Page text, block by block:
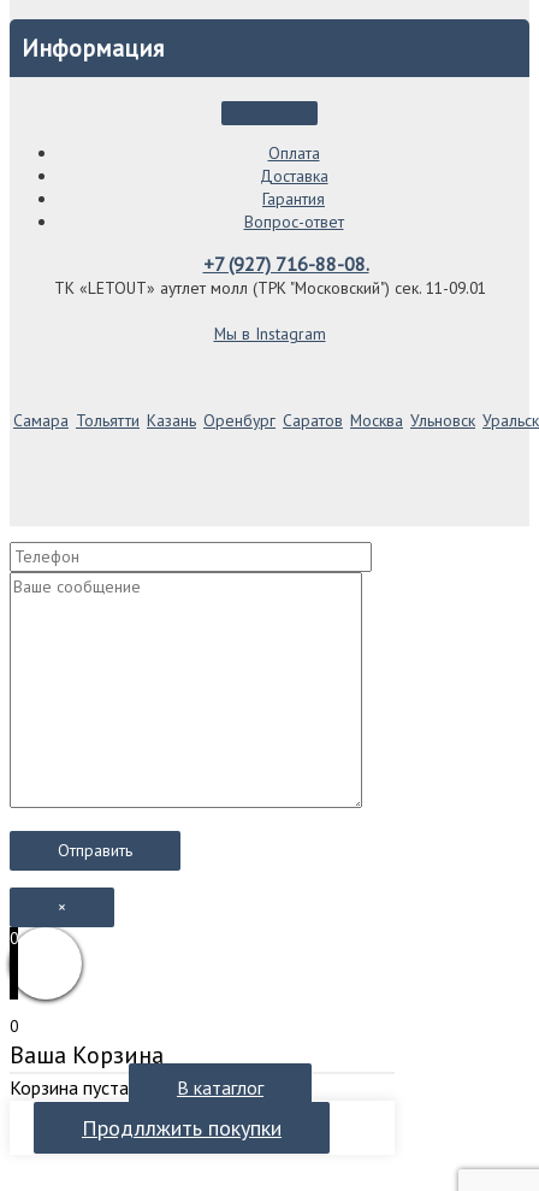
Информация
Оплата
Доставка
Гарантия
Вопрос-ответ
+7 (927) 716-88-08.
ТК «LETOUT» аутлет молл (ТРК "Московский") сек. 11-09.01
Мы в Instagram
Самара Тольятти Казань Оренбург Саратов Москва Ульновск Уральск
×
0
0
Ваша Корзина
Корзина пуста В катаглог
Продллжить покупки